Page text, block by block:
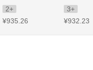
2+ 3+
¥935 .26 ¥932 .23